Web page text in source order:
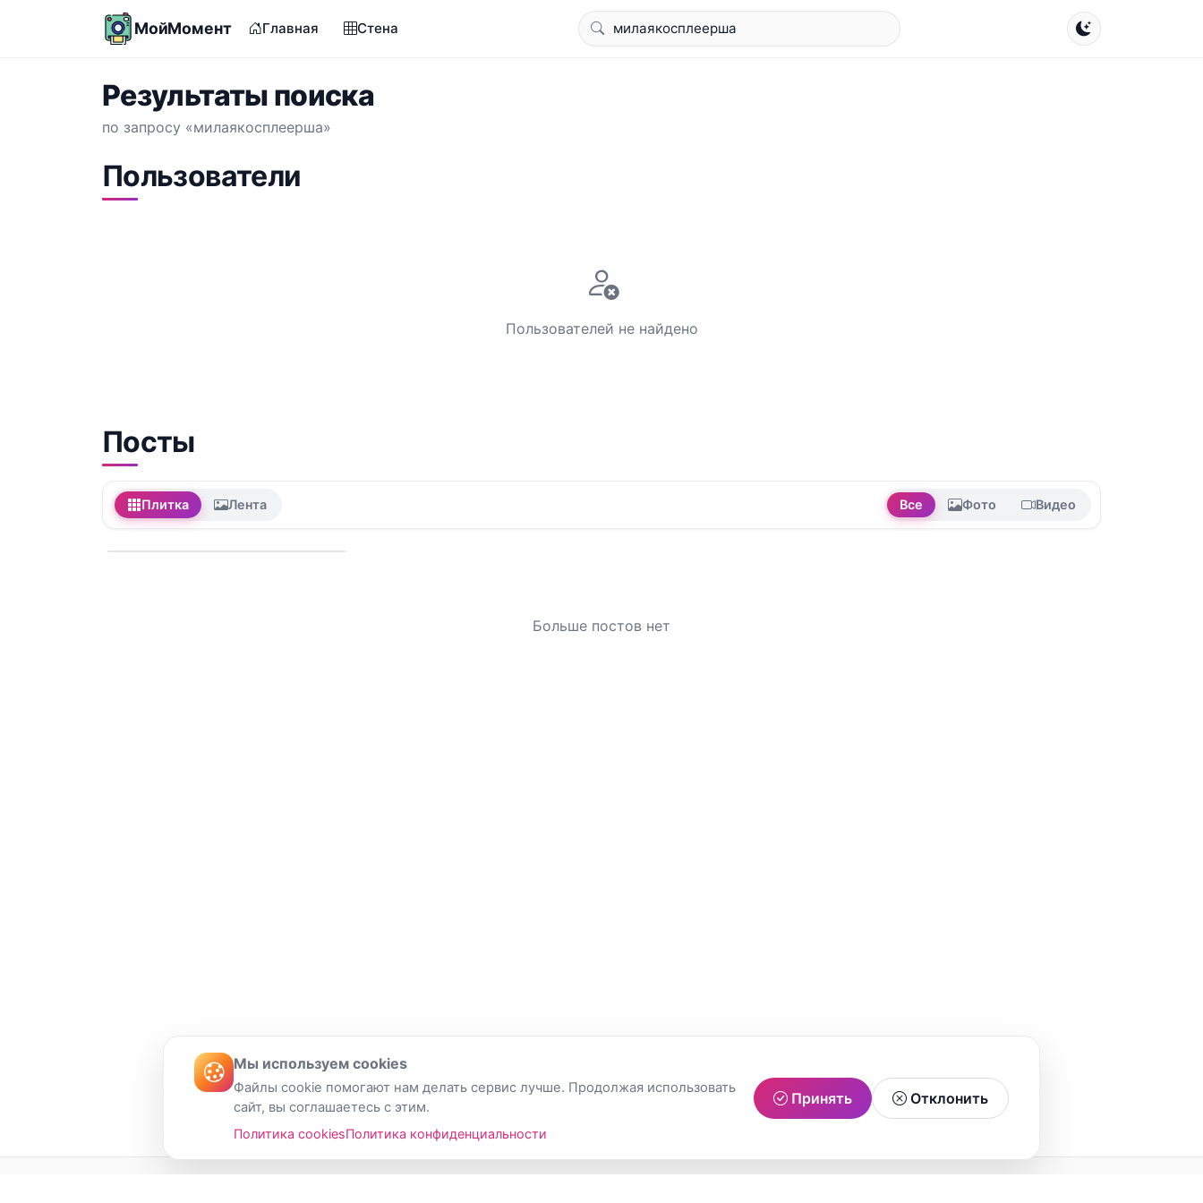
МойМомент Главная Стена
Результаты поиска
по запросу «милаякосплеерша»
Пользователи
Пользователей не найдено
Посты
Плитка Лента Все Фото Видео
Больше постов нет
Мы используем cookies
Файлы cookie помогают нам делать сервис лучше. Продолжая использовать
сайт, вы соглашаетесь с этим.
Политика cookiesПолитика конфиденциальности
Принять Отклонить